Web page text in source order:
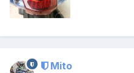
Mito